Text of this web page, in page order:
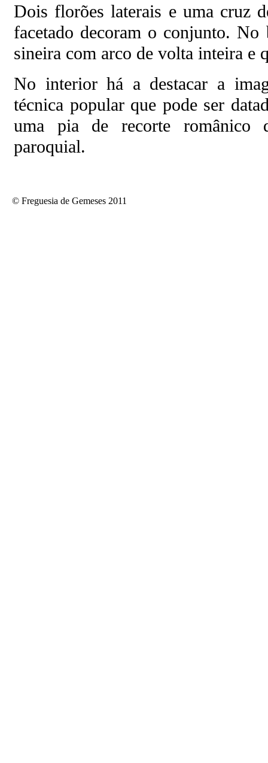
Dois florões laterais e uma cruz
facetado decoram o conjunto.
sineira com arco de volta inteira e
No interior há a destacar a
técnica popular que pode ser
uma pia de recorte românico
paroquial.
© Freguesia de Gemeses 2011